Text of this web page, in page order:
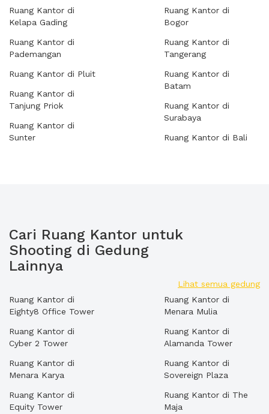
Ruang Kantor di
Kelapa Gading
Ruang Kantor di
Pademangan
Ruang Kantor di Pluit
Ruang Kantor di
Tanjung Priok
Ruang Kantor di
Sunter
Ruang Kantor di
Bogor
Ruang Kantor di
Tangerang
Ruang Kantor di
Batam
Ruang Kantor di
Surabaya
Ruang Kantor di Bali
Cari Ruang Kantor untuk
Shooting di Gedung
Lainnya
Lihat semua gedung
Ruang Kantor di
Eighty8 Office Tower
Ruang Kantor di
Cyber 2 Tower
Ruang Kantor di
Menara Karya
Ruang Kantor di
Equity Tower
Ruang Kantor di
Menara Mulia
Ruang Kantor di
Alamanda Tower
Ruang Kantor di
Sovereign Plaza
Ruang Kantor di The
Maja